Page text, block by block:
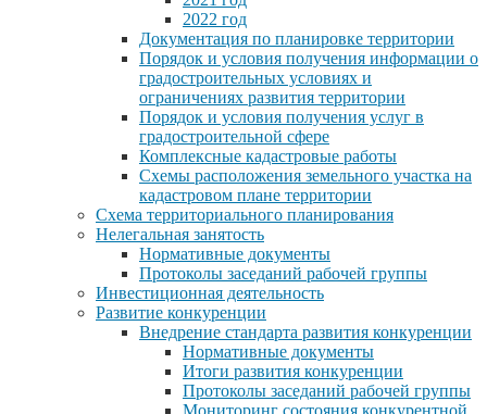
2022 год
Документация по планировке территории
Порядок и условия получения информации о
градостроительных условиях и
ограничениях развития территории
Порядок и условия получения услуг в
градостроительной сфере
Комплексные кадастровые работы
Схемы расположения земельного участка на
кадастровом плане территории
Схема территориального планирования
Нелегальная занятость
Нормативные документы
Протоколы заседаний рабочей группы
Инвестиционная деятельность
Развитие конкуренции
Внедрение стандарта развития конкуренции
Нормативные документы
Итоги развития конкуренции
Протоколы заседаний рабочей группы
Мониторинг состояния конкурентной